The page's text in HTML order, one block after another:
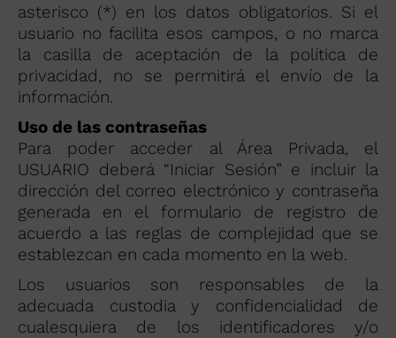
asterisco (*) en los datos obligatorios. Si el
usuario no facilita esos campos, o no marca
la casilla de aceptación de la política de
privacidad, no se permitirá el envío de la
información.
Uso de las contraseñas
Para poder acceder al Área Privada, el
USUARIO deberá “Iniciar Sesión” e incluir la
dirección del correo electrónico y contraseña
generada en el formulario de registro de
acuerdo a las reglas de complejidad que se
establezcan en cada momento en la web.
Los usuarios son responsables de la
adecuada custodia y confidencialidad de
cualesquiera de los identificadores y/o